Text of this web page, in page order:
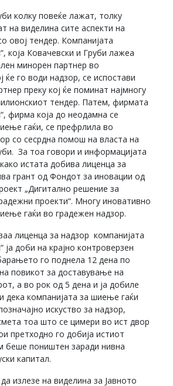
колку повеќе лажат, толку
на виделина сите аспекти на
овој тендер. Компанијата
која Ковачевски и Груби лажеа
минорен партнер во
ќе го води надзор, се испостави
преку кој ќе поминат најмногу
тендер. Патем, фирмата
фирма која до неодамна се
гаќи, се префрлила во
со сесрдна помош на власта на
За тоа говори и информацијата
истата добива лиценца за
грант од Фондот за иновации од
„Дигитално решение за
проекти“. Многу иновативно
гаќи во градежен надзор.
лиценца за надзор компанијата
ја доби на крајно контроверзен
го поднела 12 дена по
повикот за доставување на
а во рок од 5 дена и ја добиле
дека компанијата за шиење гаќи
искуство за надзор,
тоа што се цимери во ист двор
претходно го добија истиот
беше поништен заради нивна
капитал.
излезе на виделина за Јавното